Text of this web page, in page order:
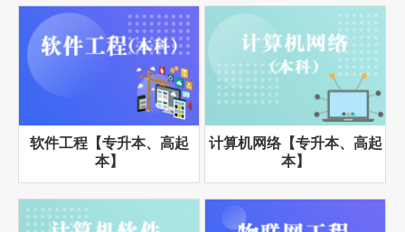
软件工程【专升本、高起
本】
计算机网络【专升本、高起
本】